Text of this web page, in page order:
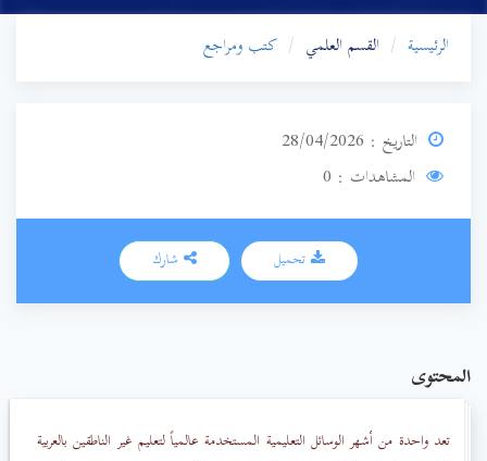
الرئيسية القسم العلمي كتب ومراجع
التاريخ : 28/04/2026
المشاهدات : 0
تحميل
المحتوى
تعد واحدة من أشهر الوسائل التعليمية المستخدمة عالمياً لتعليم غير الناطقين بالعربية